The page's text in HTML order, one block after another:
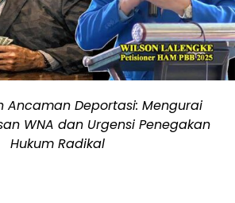
Ancaman Deportasi: Mengurai
WNA dan Urgensi Penegakan
Hukum Radikal